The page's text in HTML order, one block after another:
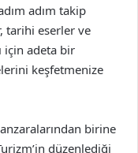
adım takip
tarihi eserler ve
için adeta bir
keşfetmenize
birine
düzenlediği